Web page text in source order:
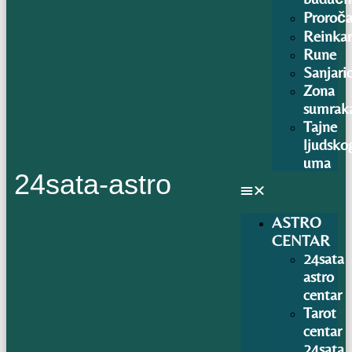
24sata-astro
Rune
Zona
Tajne
uma
ASTRO
CENTAR
24sata
astro
centar
Tarot
centar